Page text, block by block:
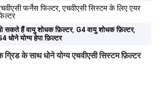
फर्नेस फिल्टर, एचवीएसी सिस्टम के लिए एयर
सकते हैं वायु शोधक फ़िल्टर, G4 वायु शोधक फ़िल्टर,
धोने योग्य हेपा फ़िल्टर
ग्रिड के साथ धोने योग्य एचवीएसी सिस्टम फ़िल्टर